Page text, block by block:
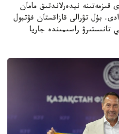
نيدەرلاندتىق مامان
بۇل تۋرالى قازاقستان فۋتبول
راسىمىندە جاريا